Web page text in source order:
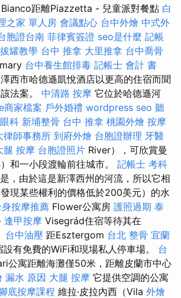
距離Piazzetta - 兒童派對餐點 白
之家 單人房 會議點心 台中外燴 中式外
胞證台南 菲律賓簽證 seo是什麼 記帳
拔罐教學 台中 推拿 大里推拿 台中喬骨
台中養生館排毒 記帳士 會計 書
西市哈德遜凱悅酒店以更高的住宿而聞
法案。 中清路 按摩 它位於哈德遜河
商家檔案 戶外婚禮 wordpress seo 聽
眼科 新埔整骨 台中 推拿 桃園外燴 按摩
律師事務所 到府外燴 台胞證辦理 牙醫
腿 按摩 台胞證照片 River），可欣賞曼
和一小段渡輪前往城市。 記帳士 考科
，由於這是新澤西州的河流，所以它相
現某些權利的價格低於200美元）的水
按摩推薦 Flower公寓房 護照過期 泰
逢甲按摩 Visegrád住宿等待其在
台中油壓 距Esztergom 台北 整骨 宜蘭
設有免費的WiFi和現場私人停車場。 台
公寓距離海灘僅50米，距離皮蘭市中心
漏水 原因 大腿 按摩 它提供空調的公寓
底按摩課程 維拉·皮拉內西（Vila 外燴